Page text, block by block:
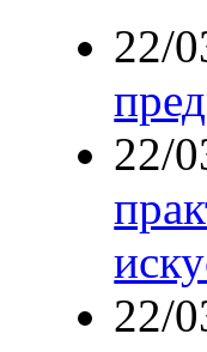
22/
22/
22/